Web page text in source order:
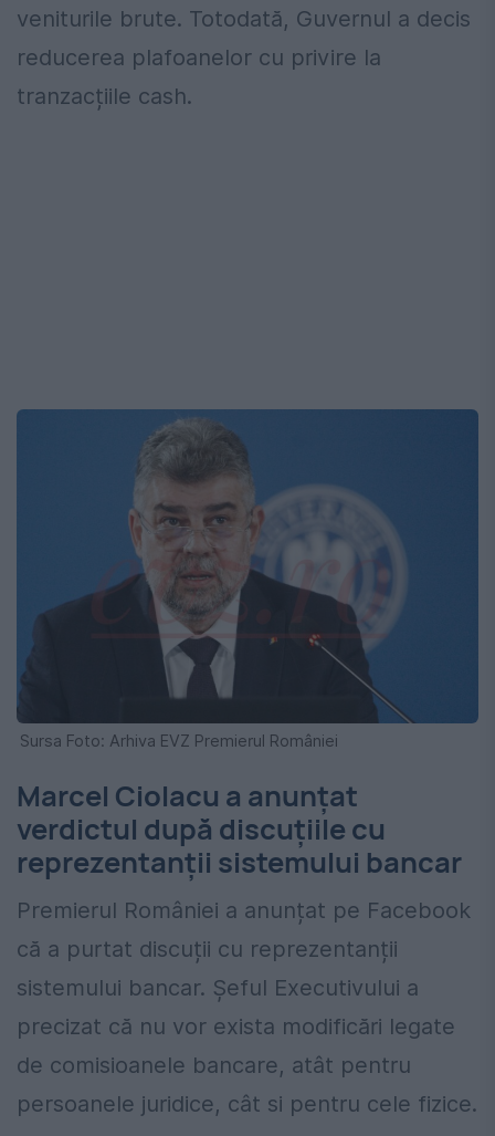
veniturile brute. Totodată, Guvernul a decis
reducerea plafoanelor cu privire la
tranzacțiile cash.
Sursa Foto: Arhiva EVZ Premierul României
Marcel Ciolacu a anunțat
verdictul după discuțiile cu
reprezentanții sistemului bancar
Premierul României a anunțat pe Facebook
că a purtat discuții cu reprezentanții
sistemului bancar. Șeful Executivului a
precizat că nu vor exista modificări legate
de comisioanele bancare, atât pentru
persoanele juridice, cât si pentru cele fizice.